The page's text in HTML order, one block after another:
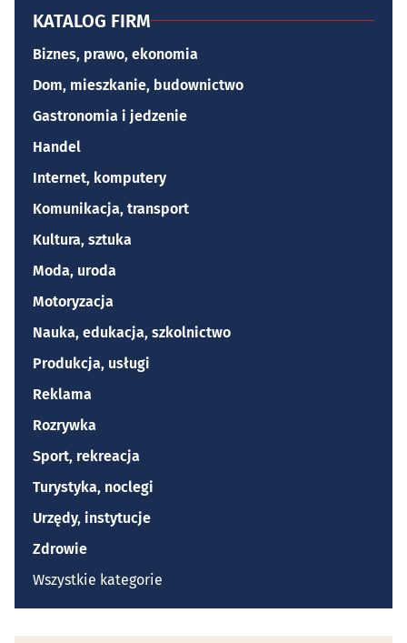
KATALOG FIRM
Biznes, prawo, ekonomia
Dom, mieszkanie, budownictwo
Gastronomia i jedzenie
Handel
Internet, komputery
Komunikacja, transport
Kultura, sztuka
Moda, uroda
Motoryzacja
Nauka, edukacja, szkolnictwo
Produkcja, usługi
Reklama
Rozrywka
Sport, rekreacja
Turystyka, noclegi
Urzędy, instytucje
Zdrowie
Wszystkie kategorie